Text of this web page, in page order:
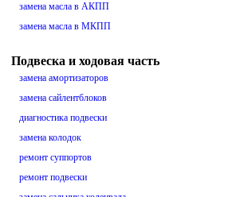
замена масла в АКПП
замена масла в МКПП
Подвеска и ходовая часть
замена амортизаторов
замена сайлентблоков
диагностика подвески
замена колодок
ремонт суппортов
ремонт подвески